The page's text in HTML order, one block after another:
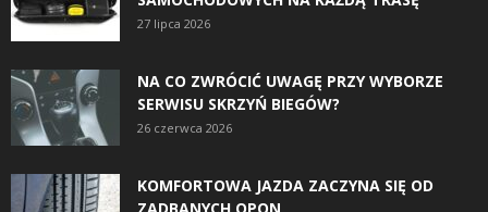
27 lipca 2026
NA CO ZWRÓCIĆ UWAGĘ PRZY WYBORZE
SERWISU SKRZYŃ BIEGÓW?
26 czerwca 2026
KOMFORTOWA JAZDA ZACZYNA SIĘ OD